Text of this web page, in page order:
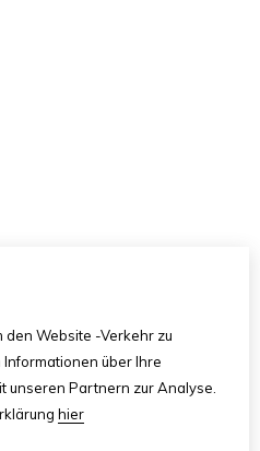
Website -Verkehr zu
über Ihre
unseren Partnern zur Analyse.
hier